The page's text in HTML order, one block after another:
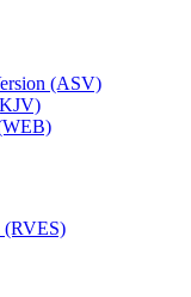
(ASV)
(RVES)